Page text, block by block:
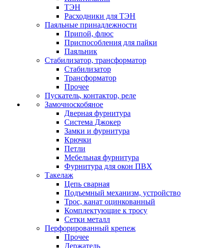
ТЭН
Расходники для ТЭН
Паяльные принадлежности
Припой, флюс
Приспособления для пайки
Паяльник
Стабилизатор, трансформатор
Стабилизатор
Трансформатор
Прочее
Пускатель, контактор, реле
Замочноскобяное
Дверная фурнитура
Система Джокер
Замки и фурнитура
Крючки
Петли
Мебельная фурнитура
Фурнитура для окон ПВХ
Такелаж
Цепь сварная
Подъемный механизм, устройство
Трос, канат оцинкованный
Комплектующие к тросу
Сетки металл
Перфорированный крепеж
Прочее
Держатель